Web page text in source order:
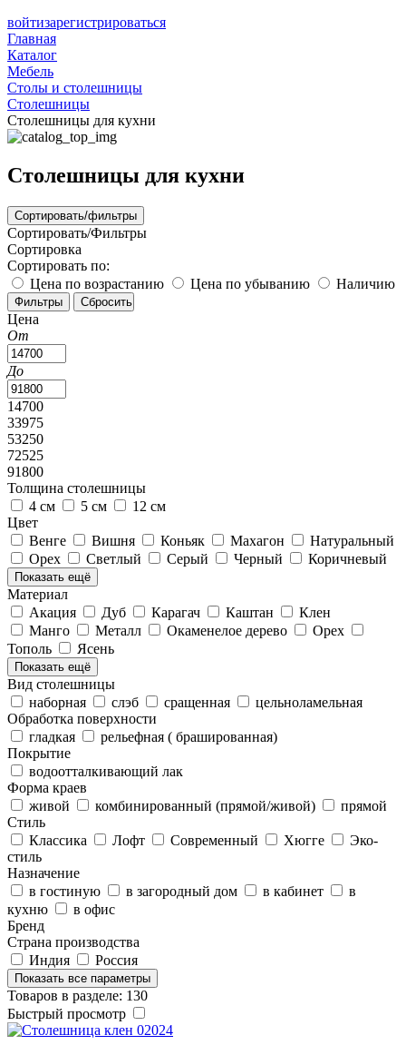
войтизарегистрироваться
Главная
Каталог
Мебель
Столы и столешницы
Столешницы
Столешницы для кухни
Столешницы для кухни
Сортировать/фильтры
Сортировать/Фильтры
Сортировка
Сортировать по:
Цена по возрастанию
Цена по убыванию Наличию
Цена
От
До
14700
33975
53250
72525
91800
Толщина столешницы
4 см
5 см
12 см
Цвет
Венге
Вишня Коньяк Махагон
Натуральный
Орех
Светлый Серый Черный Коричневый
Показать ещё
Материал
Акация
Дуб Карагач Каштан
Клен
Манго
Металл Окаменелое дерево
Орех
Тополь
Ясень
Показать ещё
Вид столешницы
наборная
слэб сращенная
цельноламельная
Обработка поверхности
гладкая
рельефная ( брашированная)
Покрытие
водоотталкивающий лак
Форма краев
живой
комбинированный (прямой/живой)
прямой
Стиль
Классика
Лофт Современный Хюгге
Эко-
стиль
Назначение
в гостиную
в загородный дом в кабинет
в
кухню
в офис
Бренд
Страна производства
Индия
Россия
Показать все параметры
Товаров в разделе: 130
Быстрый просмотр